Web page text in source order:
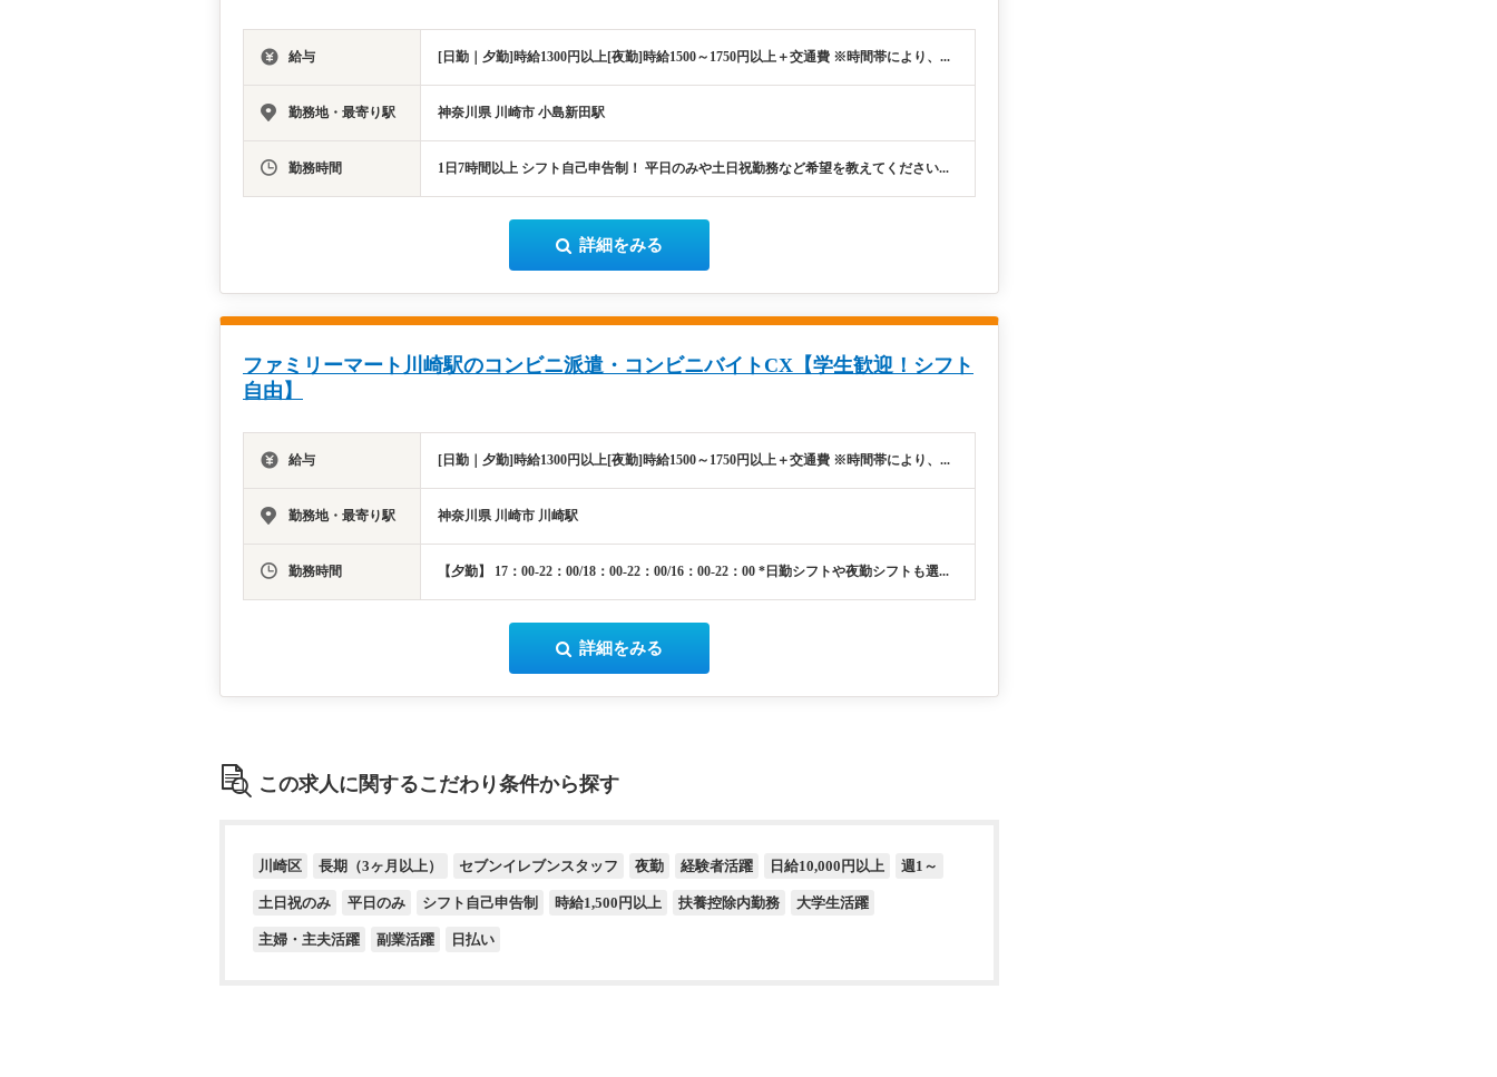
給与 [日勤｜夕勤]時給1300円以上[夜勤]時給1500～1750円以上＋交通費 ※時間帯により、...
勤務地・最寄り駅 神奈川県 川崎市 小島新田駅
勤務時間 1日7時間以上 シフト自己申告制！ 平日のみや土日祝勤務など希望を教えてください...
詳細をみる
ファミリーマート川崎駅のコンビニ派遣・コンビニバイトCX【学生歓迎！シフト
自由】
給与 [日勤｜夕勤]時給1300円以上[夜勤]時給1500～1750円以上＋交通費 ※時間帯により、...
勤務地・最寄り駅 神奈川県 川崎市 川崎駅
勤務時間 【夕勤】 17：00-22：00/18：00-22：00/16：00-22：00 *日勤シフトや夜勤シフトも選...
詳細をみる
この求人に関するこだわり条件から探す
川崎区 長期（3ヶ月以上） セブンイレブンスタッフ 夜勤 経験者活躍 日給10,000円以上 週1～
土日祝のみ 平日のみ シフト自己申告制 時給1,500円以上 扶養控除内勤務 大学生活躍
主婦・主夫活躍 副業活躍 日払い